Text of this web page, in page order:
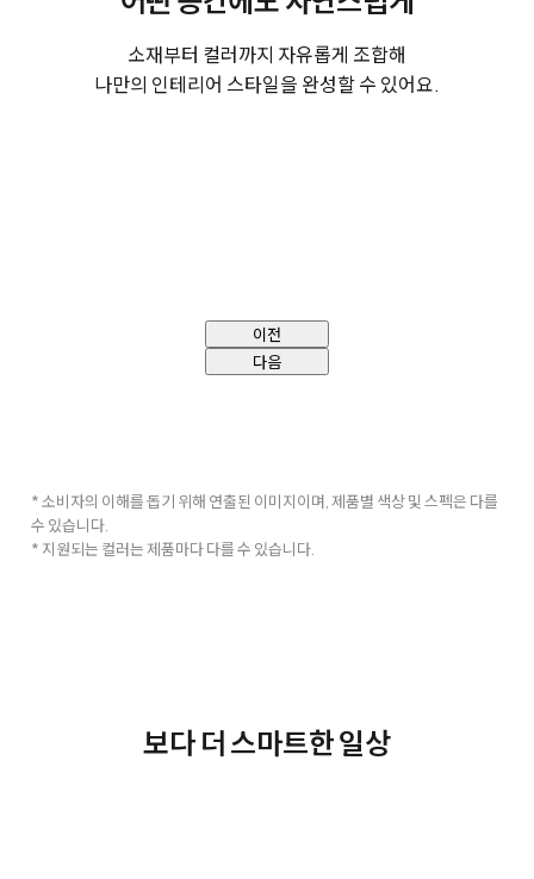
소재부터 컬러까지 자유롭게 조합해
나만의 인테리어 스타일을 완성할 수 있어요.
이전
다음
* 소비자의 이해를 돕기 위해 연출된 이미지이며, 제품별 색상 및 스펙은 다를
수 있습니다.
* 지원되는 컬러는 제품마다 다를 수 있습니다.
보다 더 스마트한 일상